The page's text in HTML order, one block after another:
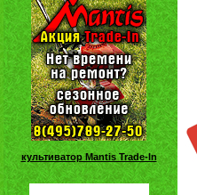
культиватор Mantis Trade-In